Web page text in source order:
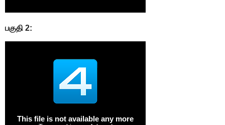
பகுதி 2: